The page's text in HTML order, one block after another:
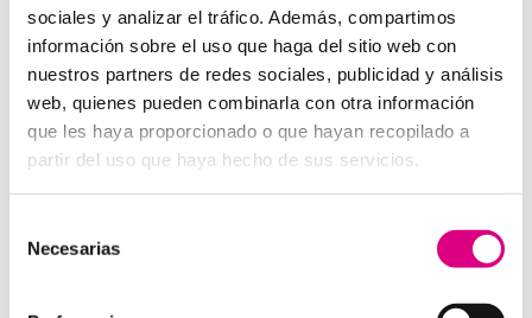
sociales y analizar el tráfico. Además, compartimos
información sobre el uso que haga del sitio web con
nuestros partners de redes sociales, publicidad y análisis
web, quienes pueden combinarla con otra información
que les haya proporcionado o que hayan recopilado a
partir del uso que haya hecho de sus servicios.
Necesarias
DesdeTelefonía Virtual Network, te invitamos a
que nos permitas estudiar tu caso particular. Aunque si
lo prefieres, puedes enviarnos un correo electrónico a
virtual@networkes.como llamarnos al900 800 806.
Tenemos más de 15 años de experiencia en
instalación de sistemas de telefonía virtual. Gracias a
su rápida integración, permite gran flexibilidad en el
virtual de centrales telefónicas virtuales dimensionadas
a las necesidades de cada cliente.